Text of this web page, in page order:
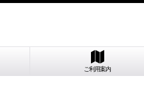
ご利用案内